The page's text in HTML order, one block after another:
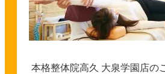
本格整体院高久 大泉学園店の